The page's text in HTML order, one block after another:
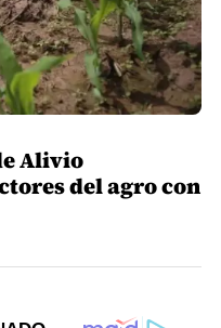
Alivio
del agro con